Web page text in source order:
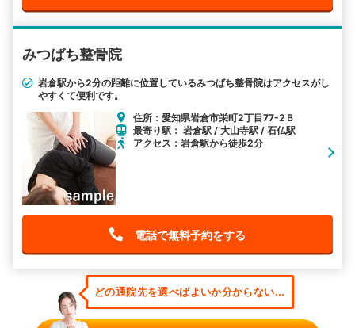
みつばち整骨院
岩倉駅から2分の距離に位置しているみつばち整骨院はアクセスがし
やすくて便利です。
住所：愛知県岩倉市栄町2丁目77-2Ｂ
最寄り駅： 岩倉駅 / 大山寺駅 / 石仏駅
アクセス：岩倉駅から徒歩2分
電話で無料予約をする
どの通院先を選べばよいか分からない...